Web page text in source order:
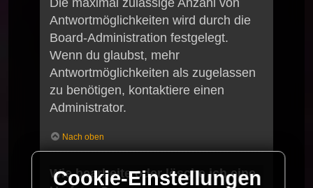
Die maximal zulässige Anzahl von
Antwortmöglichkeiten wird durch die
Board-Administration festgelegt.
Wenn du glaubst, mehr
Antwortmöglichkeiten als zugelassen
zu benötigen, kontaktiere einen
Administrator.
Nach oben
Wie bearbeite oder lösche ich eine
Cookie-Einstellungen